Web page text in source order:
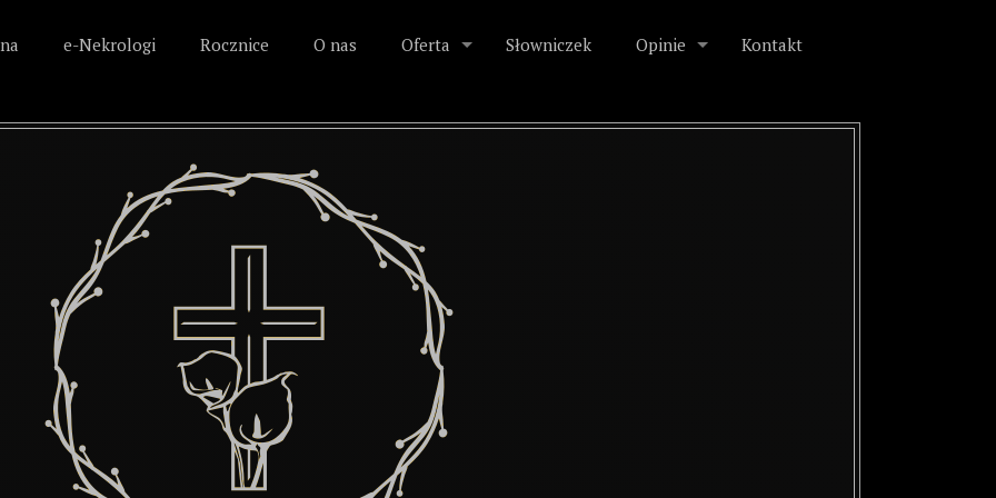
e-Nekrologi Rocznice O nas Oferta Słowniczek Opinie Kontakt